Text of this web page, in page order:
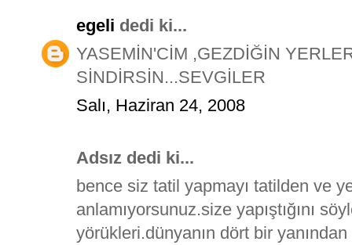
egeli dedi ki...
YASEMİN'CİM ,GEZDİĞİN
SİNDİRSİN...SEVGİLER
Salı, Haziran 24, 2008
Adsız dedi ki...
bence siz tatil yapmayı tatilden ve
anlamıyorsunuz.size yapıştığını
yörükleri.dünyanın dört bir